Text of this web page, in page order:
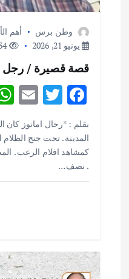
وطن برس أهم
يونيو 21, 2026
34 views
قصة قصيرة /
F
ac
e
b
o
T
w
it
te
E
m
ai
l
بقلم : *رحال امانوز
المدينة . تحت جنح
كمشاهد افلام الرعب .
. نصف…